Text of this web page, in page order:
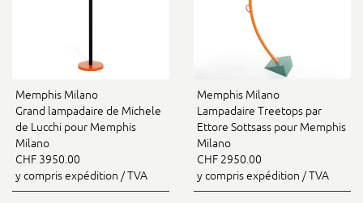
Memphis Milano
Grand lampadaire de Michele
de Lucchi pour Memphis
Milano
CHF 3950.00
y compris expédition / TVA
Memphis Milano
Lampadaire Treetops par
Ettore Sottsass pour Memphis
Milano
CHF 2950.00
y compris expédition / TVA